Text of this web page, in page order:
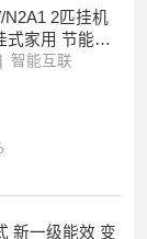
2匹挂机
家用 节能省
换新